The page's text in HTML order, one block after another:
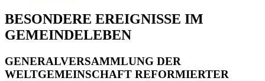
BESONDERE EREIGNISSE IM
GEMEINDELEBEN
GENERALVERSAMMLUNG DER
WELTGEMEINSCHAFT REFORMIERTER